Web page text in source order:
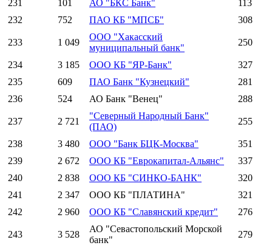
231 101 АО "БКС Банк"
113
232
752 ПАО КБ "МПСБ" 308
233 1 049
ООО "Хакасский
муниципальный банк"
250
234 3 185 ООО КБ "ЯР-Банк"
327
235
609 ПАО Банк "Кузнецкий"
281
236
524 АО Банк "Венец" 288
237 2 721
"Северный Народный Банк"
(ПАО)
255
238 3 480 ООО "Банк БЦК-Москва"
351
239
2 672 ООО КБ "Еврокапитал-Альянс"
337
240
2 838 ООО КБ "СИНКО-БАНК"
320
241
2 347 ООО КБ "ПЛАТИНА"
321
242
2 960 ООО КБ "Славянский кредит" 276
243 3 528
АО "Севастопольский Морской
банк"
279